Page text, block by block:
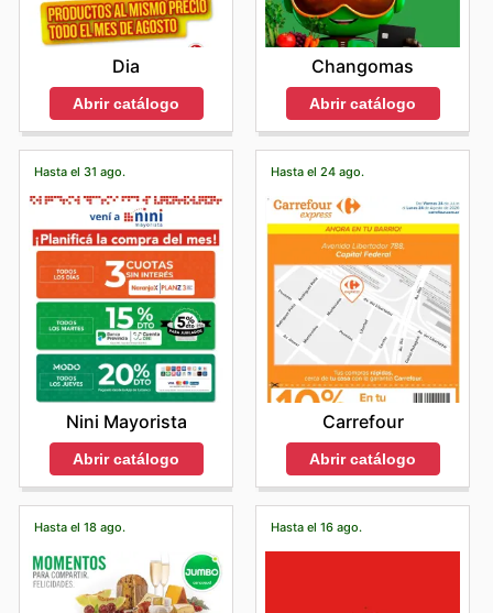
Dia
Abrir catálogo
Changomas
Abrir catálogo
Hasta el 31 ago.
Nini Mayorista
Abrir catálogo
Hasta el 24 ago.
Carrefour
Abrir catálogo
Hasta el 18 ago. Hasta el 16 ago.